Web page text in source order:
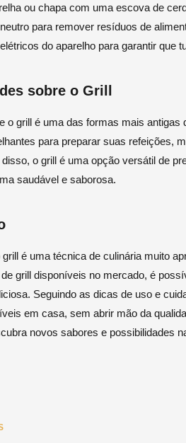
ou chapa com uma escova de
para remover resíduos de
do aparelho para garantir que
sobre o Grill
o grill é uma das formas mais
para preparar suas refeições,
o grill é uma opção versátil de
saudável e saborosa.
é uma técnica de culinária muito
grill disponíveis no mercado, é
Seguindo as dicas de uso e
em casa, sem abrir mão da
novos sabores e possibilidades